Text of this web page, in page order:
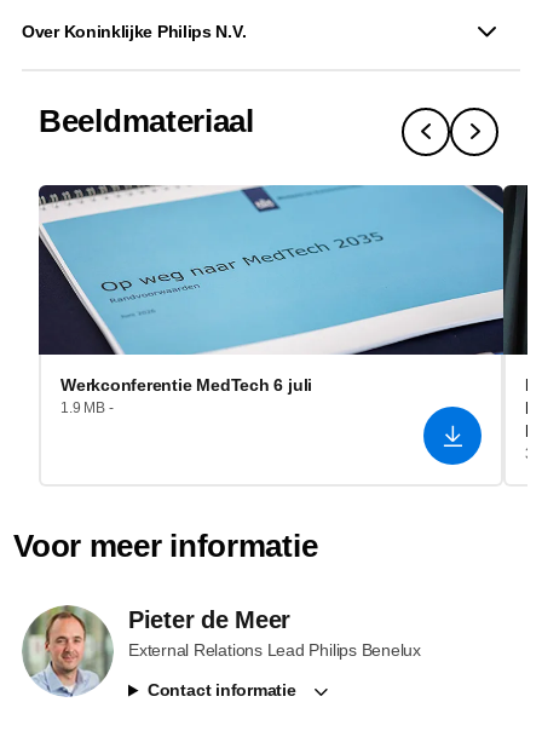
Over Koninklijke Philips N.V.
Beeldmateriaal
Werkconferentie MedTech 6 juli
1.9 MB -
Voor meer informatie
Pieter de Meer
External Relations Lead Philips Benelux
Contact informatie